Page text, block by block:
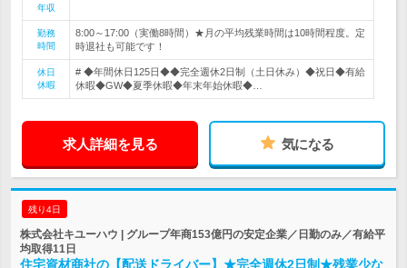
年収
勤務
時間
8:00～17:00（実働8時間）★月の平均残業時間は10時間程度。定
時退社も可能です！
休日
休暇
# ◆年間休日125日◆◆完全週休2日制（土日休み）◆祝日◆有給
休暇◆GW◆夏季休暇◆年末年始休暇◆…
求人詳細を見る 気になる
残り4日
株式会社キユーハウ | グループ年商153億円の安定企業／日勤のみ／有給平
均取得11日
住宅資材商社の【配送ドライバー】★完全週休2日制★残業少な